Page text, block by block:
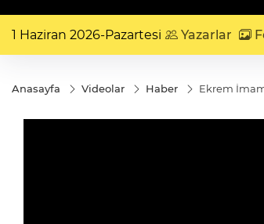
1 Haziran 2026-Pazartesi Yazarlar
Anasayfa Videolar Haber Ekrem